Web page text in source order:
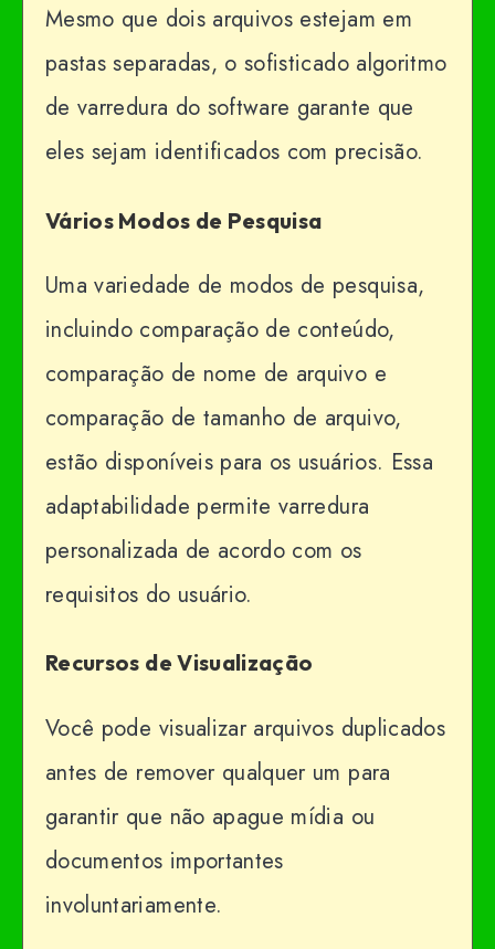
Mesmo que dois arquivos estejam em
pastas separadas, o sofisticado algoritmo
de varredura do software garante que
eles sejam identificados com precisão.
Vários Modos de Pesquisa
Uma variedade de modos de pesquisa,
incluindo comparação de conteúdo,
comparação de nome de arquivo e
comparação de tamanho de arquivo,
estão disponíveis para os usuários. Essa
adaptabilidade permite varredura
personalizada de acordo com os
requisitos do usuário.
Recursos de Visualização
Você pode visualizar arquivos duplicados
antes de remover qualquer um para
garantir que não apague mídia ou
documentos importantes
involuntariamente.